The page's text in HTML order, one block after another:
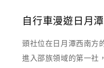
自行車漫遊日月
頭社位在日月潭西南方
進入邵族領域的第一社